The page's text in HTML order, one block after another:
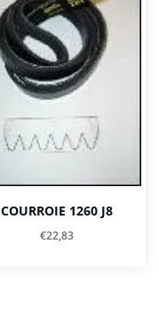
COURROIE 1260 J8
€22,83